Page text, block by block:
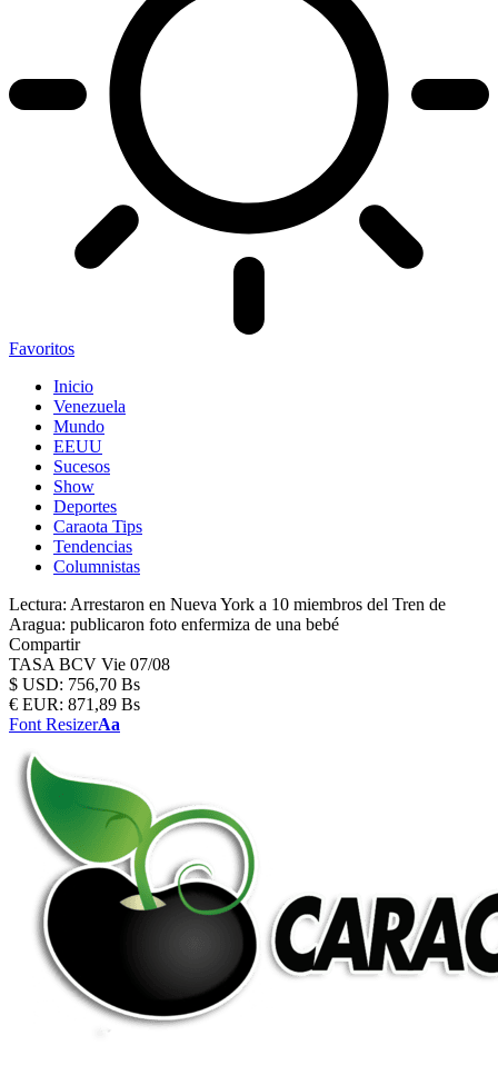
Favoritos
Inicio
Venezuela
Mundo
EEUU
Sucesos
Show
Deportes
Caraota Tips
Tendencias
Columnistas
Lectura: Arrestaron en Nueva York a 10 miembros del Tren de
Aragua: publicaron foto enfermiza de una bebé
Compartir
TASA BCV Vie 07/08
$ USD: 756,70 Bs
€ EUR: 871,89 Bs
Font ResizerAa